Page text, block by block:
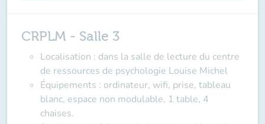
CRPLM - Salle 3
Localisation : dans la salle de lecture du centre
de ressources de psychologie Louise Michel
Équipements : ordinateur, wifi, prise, tableau
blanc, espace non modulable, 1 table, 4
chaises.